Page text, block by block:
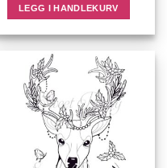
LEGG I HANDLEKURV